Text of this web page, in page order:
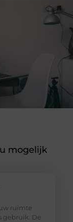
mogelijk
ruimte
gebruik. De